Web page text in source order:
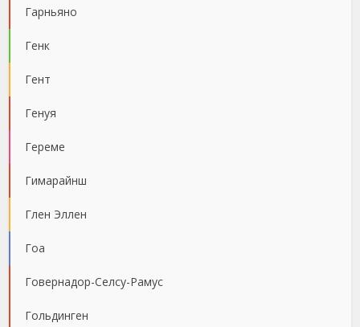
Гарньяно
Генк
Гент
Генуя
Гереме
Гимарайнш
Глен Эллен
Гоа
Говернадор-Селсу-Рамус
Гольдинген